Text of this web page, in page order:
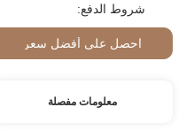
شروط الدفع:
احصل على أفضل سعر
معلومات مفصلة